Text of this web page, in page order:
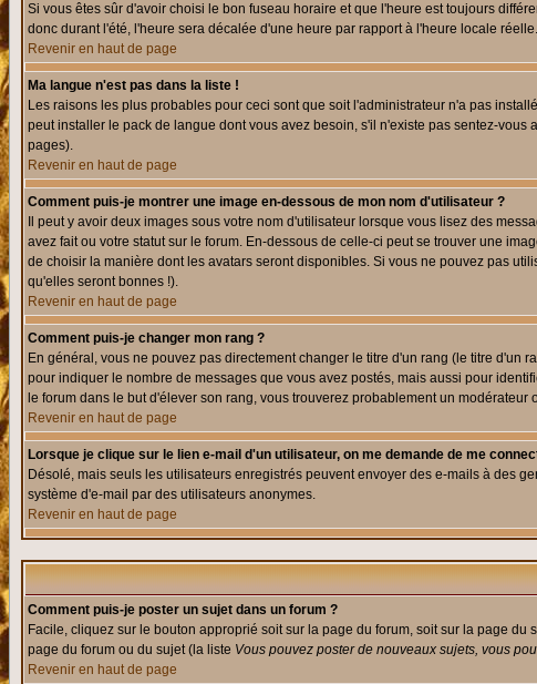
Si vous êtes sûr d'avoir choisi le bon fuseau horaire et que l'heure est toujours
donc durant l'été, l'heure sera décalée d'une heure par rapport à l'heure locale réelle.
Revenir en haut de page
Ma langue n'est pas dans la liste !
Les raisons les plus probables pour ceci sont que soit l'administrateur n'a pas
peut installer le pack de langue dont vous avez besoin, s'il n'existe pas sentez-
pages).
Revenir en haut de page
Comment puis-je montrer une image en-dessous de mon nom d'utilisateur ?
Il peut y avoir deux images sous votre nom d'utilisateur lorsque vous lisez des
avez fait ou votre statut sur le forum. En-dessous de celle-ci peut se trouver une
de choisir la manière dont les avatars seront disponibles. Si vous ne pouvez pas
qu'elles seront bonnes !).
Revenir en haut de page
Comment puis-je changer mon rang ?
En général, vous ne pouvez pas directement changer le titre d'un rang (le titre
pour indiquer le nombre de messages que vous avez postés, mais aussi pour
le forum dans le but d'élever son rang, vous trouverez probablement un
Revenir en haut de page
Lorsque je clique sur le lien e-mail d'un utilisateur, on me demande de me
Désolé, mais seuls les utilisateurs enregistrés peuvent envoyer des e-mails à des
système d'e-mail par des utilisateurs anonymes.
Revenir en haut de page
Comment puis-je poster un sujet dans un forum ?
Facile, cliquez sur le bouton approprié soit sur la page du forum, soit sur la page
page du forum ou du sujet (la liste Vous pouvez poster de nouveaux sujets, vous
Revenir en haut de page